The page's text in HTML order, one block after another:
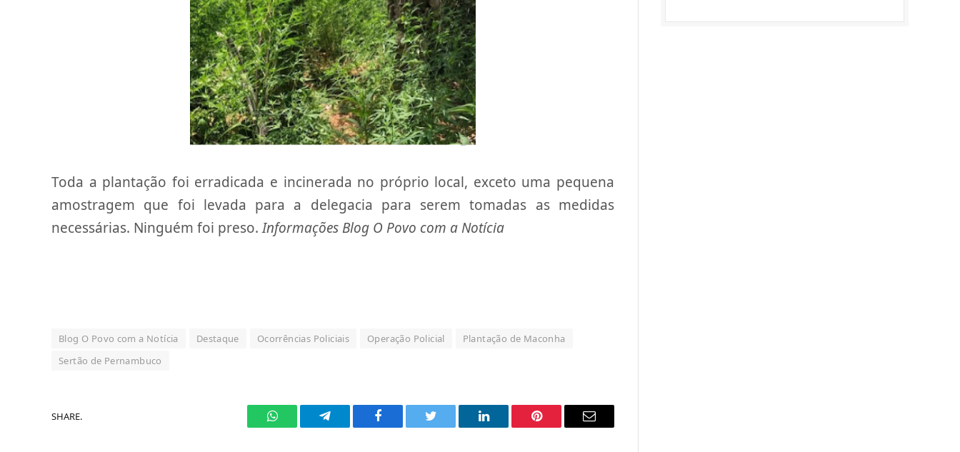
Toda a plantação foi erradicada e incinerada no próprio local, exceto uma pequena
amostragem que foi levada para a delegacia para serem tomadas as medidas
necessárias. Ninguém foi preso.Informações Blog O Povo com a Notícia
Blog O Povo com a Notícia Destaque Ocorrências Policiais Operação Policial
Plantação de Maconha
Sertão de Pernambuco
SHARE.
WhatsAppTelegram Facebook Twitter LinkedIn Pinterest Email